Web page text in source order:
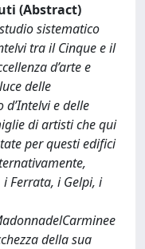
(Abstract)
sistematico
tra il Cinque e il
d’arte e
delle
e delle
di artisti che qui
per questi edifici
Ferrata, i Gelpi, i
della sua